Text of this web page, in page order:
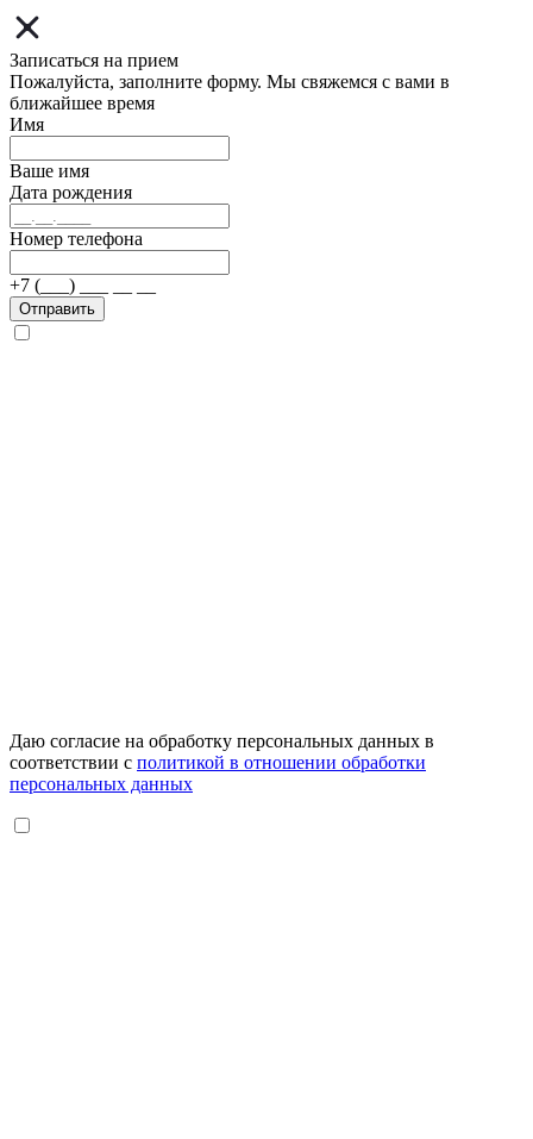
Записаться на прием
Пожалуйста, заполните форму. Мы свяжемся с вами в
ближайшее время
Имя
Ваше имя
Дата рождения
Номер телефона
+7 (___) ___ __ __
Отправить
Даю согласие на обработку персональных данных в
соответствии с политикой в отношении обработки
персональных данных